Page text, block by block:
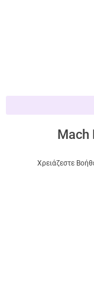
Mach
Χρειάζεστε